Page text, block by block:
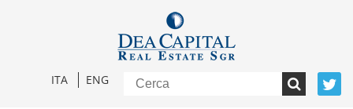
ITA ENG